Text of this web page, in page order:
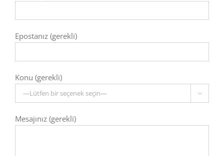
Epostanız (gerekli)
Konu (gerekli)

Mesajınız (gerekli)